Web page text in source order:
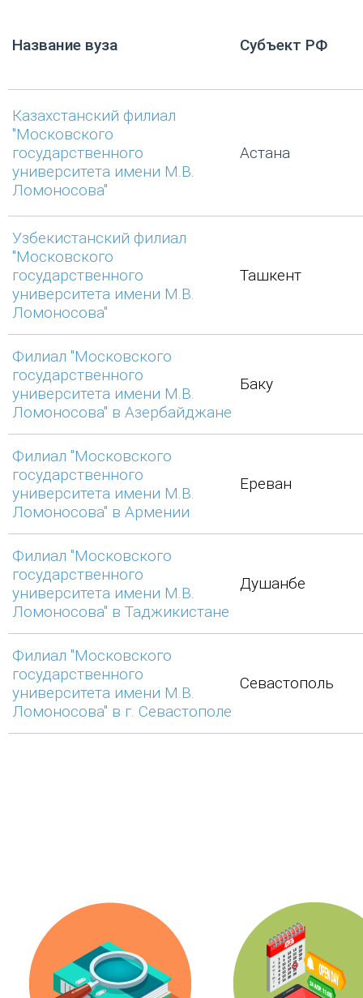
Название вуза Субъект РФ
Казахстанский филиал
"Московского
государственного
университета имени М.В.
Ломоносова"
Астана
Узбекистанский филиал
"Московского
государственного
университета имени М.В.
Ломоносова"
Ташкент
Филиал "Московского
государственного
университета имени М.В.
Ломоносова" в Азербайджане
Баку
Филиал "Московского
государственного
университета имени М.В.
Ломоносова" в Армении
Ереван
Филиал "Московского
государственного
университета имени М.В.
Ломоносова" в Таджикистане
Душанбе
Филиал "Московского
государственного
университета имени М.В.
Ломоносова" в г. Севастополе
Севастополь